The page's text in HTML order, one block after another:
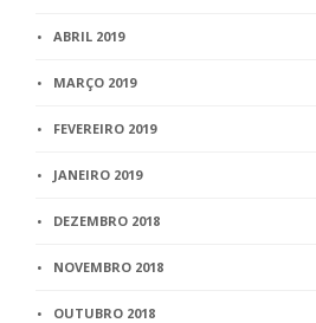
ABRIL 2019
MARÇO 2019
FEVEREIRO 2019
JANEIRO 2019
DEZEMBRO 2018
NOVEMBRO 2018
OUTUBRO 2018